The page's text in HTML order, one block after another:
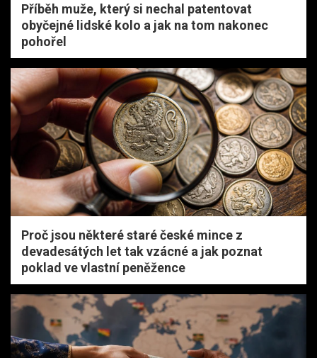
Příběh muže, který si nechal patentovat
obyčejné lidské kolo a jak na tom nakonec
pohořel
Proč jsou některé staré české mince z
devadesátých let tak vzácné a jak poznat
poklad ve vlastní peněžence